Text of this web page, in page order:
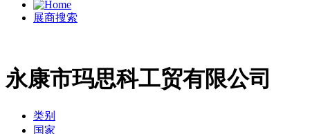
展商搜索
永康市玛思科工贸有限公司
类别
国家